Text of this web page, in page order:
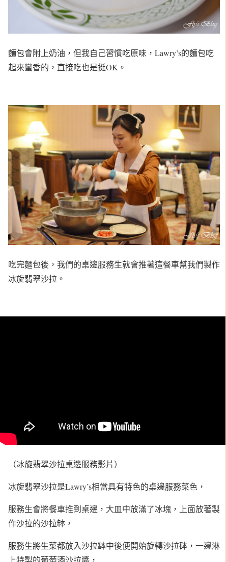
麵包會附上奶油，但我自己習慣吃原味，Lawry’s的麵包吃
起來蠻香的，直接吃也是挺OK。
吃完麵包後，我們的桌邊服務生就會推著這餐車幫我們製作
冰旋翡翠沙拉。
（冰旋翡翠沙拉桌邊服務影片）
冰旋翡翠沙拉是Lawry’s相當具有特色的桌邊服務菜色，
服務生會將餐車推到桌邊，大皿中放滿了冰塊，上面放著製
作沙拉的沙拉缽，
服務生將生菜都放入沙拉缽中後便開始旋轉沙拉砵，一邊淋
上特製的葡萄酒沙拉醬，